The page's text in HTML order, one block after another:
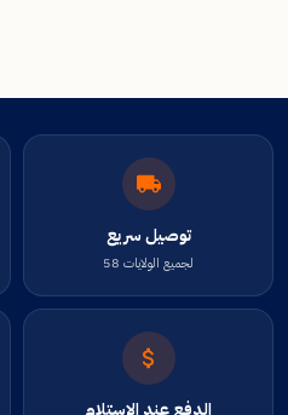
توصيل سريع
لجميع الولايات 58
الدفع عند الإستلام